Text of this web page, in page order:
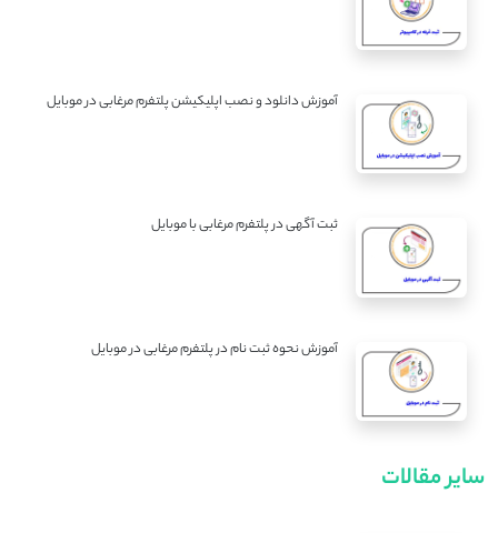
آموزش دانلود و نصب اپلیکیشن پلتفرم مرغابی در موبایل
ثبت آگهی در پلتفرم مرغابی با موبایل
آموزش نحوه ثبت نام در پلتفرم مرغابی در موبایل
سایر مقالات